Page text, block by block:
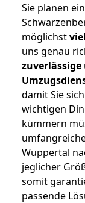
Sie planen
möglichst
uns genau
zuverlässige
damit Sie
wichtigen
kümmern
Wuppertal
jeglicher
somit
passende